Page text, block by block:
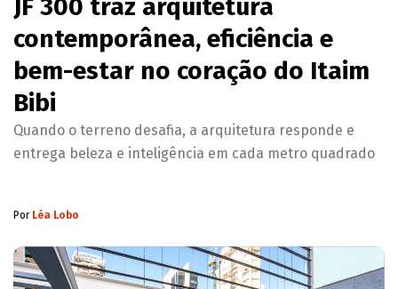
JF 300 traz arquitetura
contemporânea, eficiência e
bem-estar no coração do Itaim
Bibi
Quando o terreno desafia, a arquitetura responde e
entrega beleza e inteligência em cada metro quadrado
Por Léa Lobo